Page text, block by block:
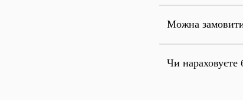
Можна
Чи нараховуєте